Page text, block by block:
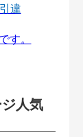
違
人気